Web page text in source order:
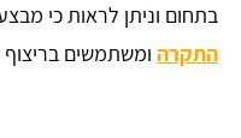
בתחום וניתן לראות כי
התקרה ומשתמשים בריצוף